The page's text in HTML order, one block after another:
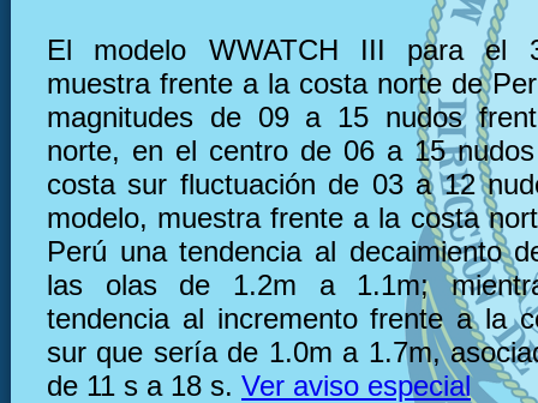
El modelo WWATCH III para el
muestra frente a la costa norte de
magnitudes de 09 a 15 nudos
norte, en el centro de 06 a 15
costa sur fluctuación de 03 a 12
modelo, muestra frente a la costa
Perú una tendencia al decaimiento
las olas de 1.2m a 1.1m;
tendencia al incremento frente a la
sur que sería de 1.0m a 1.7m,
de 11 s a 18 s. Ver aviso especial